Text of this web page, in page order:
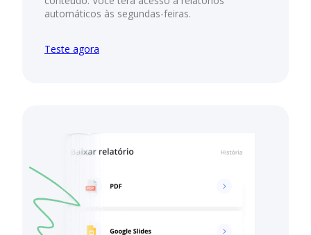
automáticos às segundas-feiras.
Teste agora